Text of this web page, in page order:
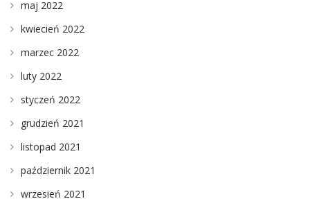
maj 2022
kwiecień 2022
marzec 2022
luty 2022
styczeń 2022
grudzień 2021
listopad 2021
październik 2021
wrzesień 2021